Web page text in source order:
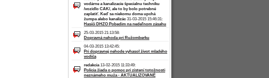
vodárne a kanalizacie špecialnu techniku
/vozidlo CAK/, ale to by bolo potrebné
zaplatiť. Keď sa niekomu doma upchá
žumpa alebo kanalizác 31-03-2015 15:46:31:
Hasiči DHZO Pobedim na nedeľnom zásahu
25-03-2015 21:13:58:
Dopravná nehoda pri Ružomberku
04-03-2015 13:42:45:
Pri dopravnej nehode vyhasol život mladého
vodiča
redakcia13-02-2015 11:33:49:
Polícia žiada o pomoc pri zistení totožnosti
neznámeho muža - AKTUALIZOVANÉ